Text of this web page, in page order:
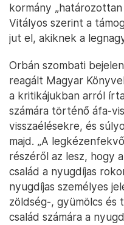
kormány
Vitályos szerint a
jut el, akiknek a
Orbán szombati
reagált Magyar
a kritikájukban arról
számára történő áfa-
visszaélésekre, és
majd. „A
részéről az lesz, hogy
család a nyugdíjas
nyugdíjas személyes
zöldség-, gyümölcs és
család számára a